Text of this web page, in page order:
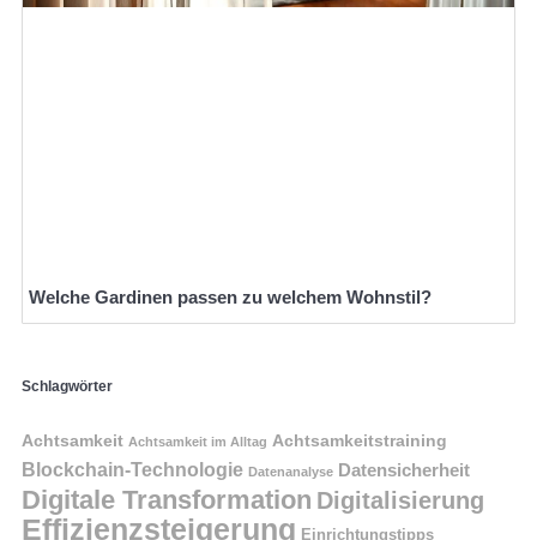
Welche Gardinen passen zu welchem Wohnstil?
Schlagwörter
Achtsamkeit Achtsamkeit im Alltag Achtsamkeitstraining
Blockchain-Technologie Datenanalyse Datensicherheit
Digitale Transformation Digitalisierung
Effizienzsteigerung Einrichtungstipps